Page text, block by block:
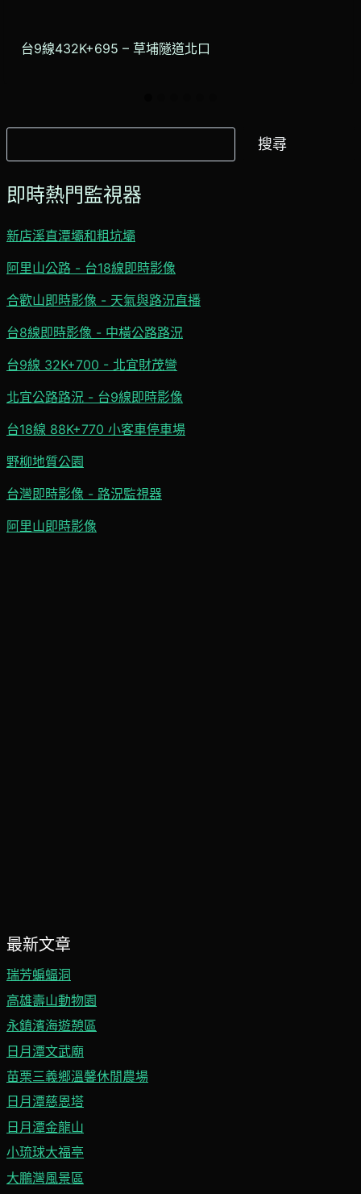
台9線432K+695 – 草埔隧道北口
尋
搜尋
即時熱門監視器
新店溪直潭壩和粗坑壩
阿里山公路 - 台18線即時影像
合歡山即時影像 - 天氣與路況直播
台8線即時影像 - 中橫公路路況
台9線 32K+700 - 北宜財茂彎
北宜公路路況 - 台9線即時影像
台18線 88K+770 小客車停車場
野柳地質公園
台灣即時影像 - 路況監視器
阿里山即時影像
最新文章
瑞芳蝙蝠洞
高雄壽山動物園
永鎮濱海遊憩區
日月潭文武廟
苗栗三義鄉溫馨休閒農場
日月潭慈恩塔
日月潭金龍山
小琉球大福亭
大鵬灣風景區